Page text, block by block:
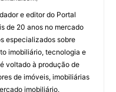
e editor do Portal
de 20 anos no mercado
especializados sobre
imobiliário, tecnologia e
voltado à produção de
de imóveis, imobiliárias
imobiliário.